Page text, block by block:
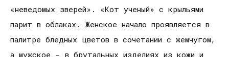
«неведомых зверей». «Кот ученый» с крыльями
парит в облаках. Женское начало проявляется в
палитре бледных цветов в сочетании с жемчугом,
а мужское - в брутальных изделиях из кожи и